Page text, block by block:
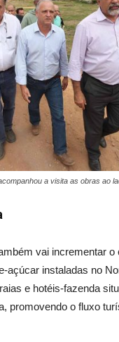
a visita as obras ao
vai incrementar
açúcar instaladas no
e hotéis-fazenda
promovendo o fluxo